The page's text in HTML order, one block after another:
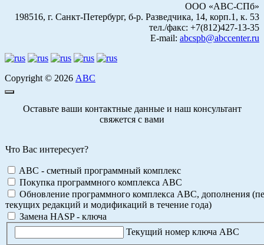
ООО «АВС-СПб»
198516, г. Санкт-Петербург, б-р. Разведчика, 14, корп.1, к. 53
тел./факс: +7(812)427-13-35
E-mail: abcspb@abccenter.ru
Copyright © 2026 АВС
Оставьте ваши контактные данные и наш консультант
свяжется с вами
Что Вас интересует?
ABC - сметный программный комплекс
Покупка программного комплекса АВС
Обновление программного комплекса АВС, дополнения
текущих редакций и модификаций в течение года)
Замена HASP - ключа
Текущий номер ключа АВС